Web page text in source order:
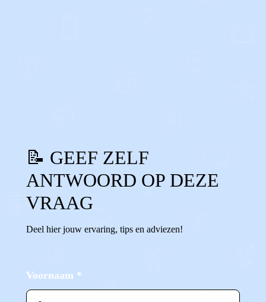
📝 GEEF ZELF
ANTWOORD OP DEZE
VRAAG
Deel hier jouw ervaring, tips en adviezen!
Voornaam *